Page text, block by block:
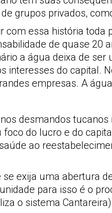
grupos privados,
com essa história
de quase 20
a água deixa de
interesses do capital.
empresas. A
desmandos
do lucro e do
ao
exija uma abertura
para isso é o
o sistema